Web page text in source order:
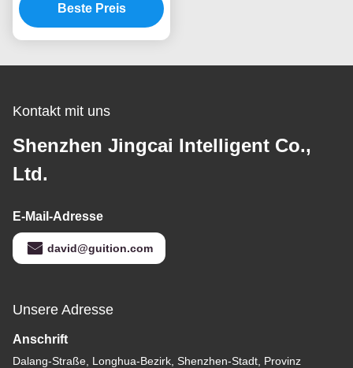
102*600 MIPI DSI LCD
Beste Preis
Kontakt mit uns
Shenzhen Jingcai Intelligent Co.,
Ltd.
E-Mail-Adresse
david@guition.com
Unsere Adresse
Anschrift
Dalang-Straße, Longhua-Bezirk, Shenzhen-Stadt, Provinz